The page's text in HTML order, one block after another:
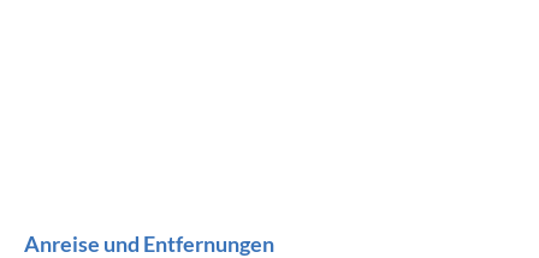
Anreise und Entfernungen